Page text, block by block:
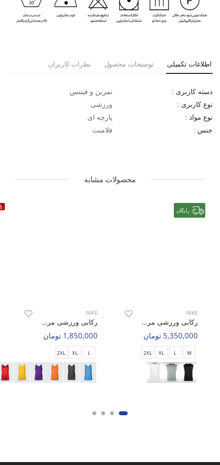
اطلاعات تکمیلی توضیحات محصول نظرات کاربران
دسته کاربری : تمرین و فیتنس
نوع کاربری : ورزشی
نوع مواد : پارچه ای
جنس : فلامنت
محصولات مشابه
رایگان
NIKE
رکابی ورزشی مردانه نایک Nike Aero Rush M
5,350,000 تومان
M
L
XL
2XL
NIKE
رکابی ورزشی مردانه نایک Nike Torstai M
1,850,000 تومان
L
XL
2XL